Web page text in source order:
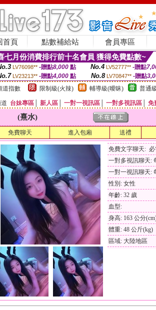
首頁 點數補給站 會員專區
七月份消費排行前十名會員 獲得免費點數~
LV76098** -贈點8,000點 No.4 LV52777** -贈點
LV23213** -贈點4,000 點 No.8 LV70847** -贈點
道指數
限制級(火辣) 輔導級(曖昧) 普通
台妹專區 新人區 一對一視訊區 一對多視訊區 免
(熹水)
免費聊天 進入包廂 送禮
免費文字聊天:
一對多視訊聊天:
一對一視訊聊天:
性別: 女性
年齡: 32 歲
血型:
身高: 163 公分
體重: 48 公斤(kg)
區域: 大陸地區